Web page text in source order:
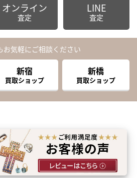
オンライン
査定
LINE
査定
お気軽にご相談ください
新宿
買取ショップ
新橋
買取ショップ